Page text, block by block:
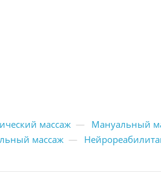
массаж — Мануальный
массаж —